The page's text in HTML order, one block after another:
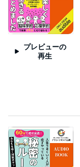
京 北日本放
プレビューの
再生